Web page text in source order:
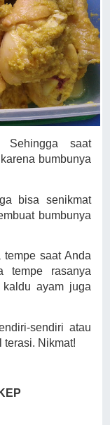
Sehingga saat
bumbunya
bisa senikmat
bumbunya
tempe saat Anda
tempe rasanya
kaldu ayam juga
sendiri atau
terasi. Nikmat!